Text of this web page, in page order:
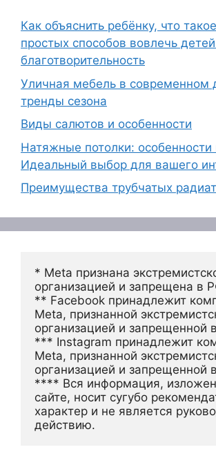
Как объяснить ребёнку, что
простых способов вовлечь
благотворительность
Уличная мебель в современном
тренды сезона
Виды салютов и особенности
Натяжные потолки:
Идеальный выбор для вашего
Преимущества трубчатых
* Meta признана
организацией и запрещена в
** Facebook принадлежит
Meta, признанной
организацией и запрещенной
*** Instagram принадлежит
Meta, признанной
организацией и запрещенной
**** Вся информация,
сайте, носит сугубо
характер и не является
действию.